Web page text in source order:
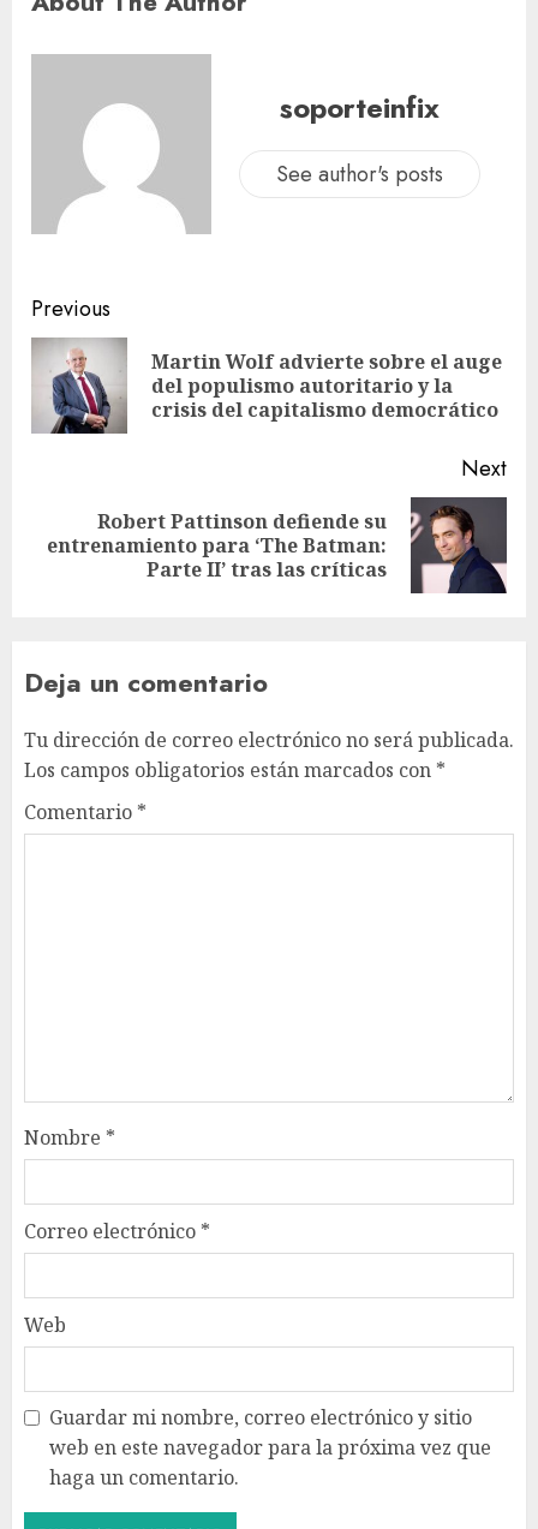
soporteinfix
See author's posts
Previous
Martin Wolf advierte sobre el auge
del populismo autoritario y la
crisis del capitalismo democrático
Next
Robert Pattinson defiende su
entrenamiento para ‘The Batman:
Parte II’ tras las críticas
Deja un comentario
Tu dirección de correo electrónico no será publicada.
Los campos obligatorios están marcados con *
Comentario *
Nombre *
Correo electrónico *
Web
Guardar mi nombre, correo electrónico y sitio
web en este navegador para la próxima vez que
haga un comentario.